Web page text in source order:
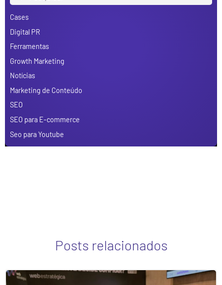
Cases
Digital PR
Ferramentas
Growth Marketing
Notícias
Marketing de Conteúdo
SEO
SEO para E-commerce
Seo para Youtube
Posts relacionados